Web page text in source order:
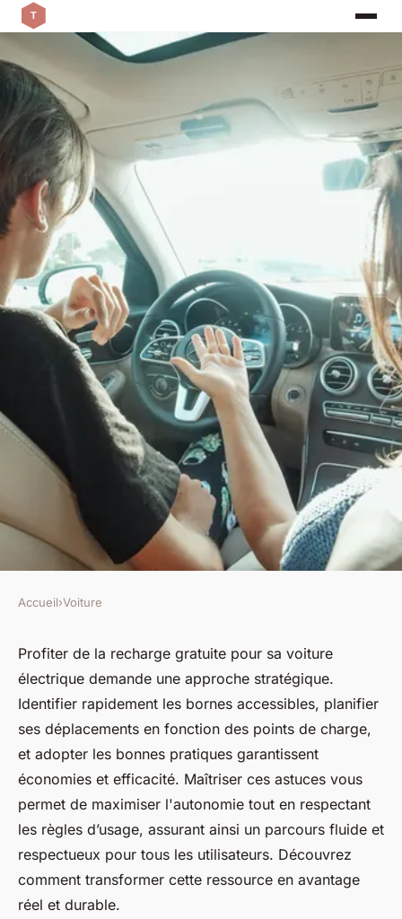
Astuces pour profiter de la
recharge gratuite de votre
voiture électrique
Inès•17 février 2026•6 min de lecture
Accueil›Voiture
Profiter de la recharge gratuite pour sa voiture
électrique demande une approche stratégique.
Identifier rapidement les bornes accessibles, planifier
ses déplacements en fonction des points de charge,
et adopter les bonnes pratiques garantissent
économies et efficacité. Maîtriser ces astuces vous
permet de maximiser l'autonomie tout en respectant
les règles d’usage, assurant ainsi un parcours fluide et
respectueux pour tous les utilisateurs. Découvrez
comment transformer cette ressource en avantage
réel et durable.